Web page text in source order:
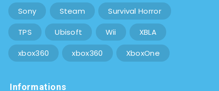
Sony Steam Survival Horror
TPS Ubisoft Wii XBLA
xbox360 xbox360 XboxOne
Informations